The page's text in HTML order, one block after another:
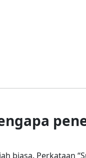
biasa. Perkataan